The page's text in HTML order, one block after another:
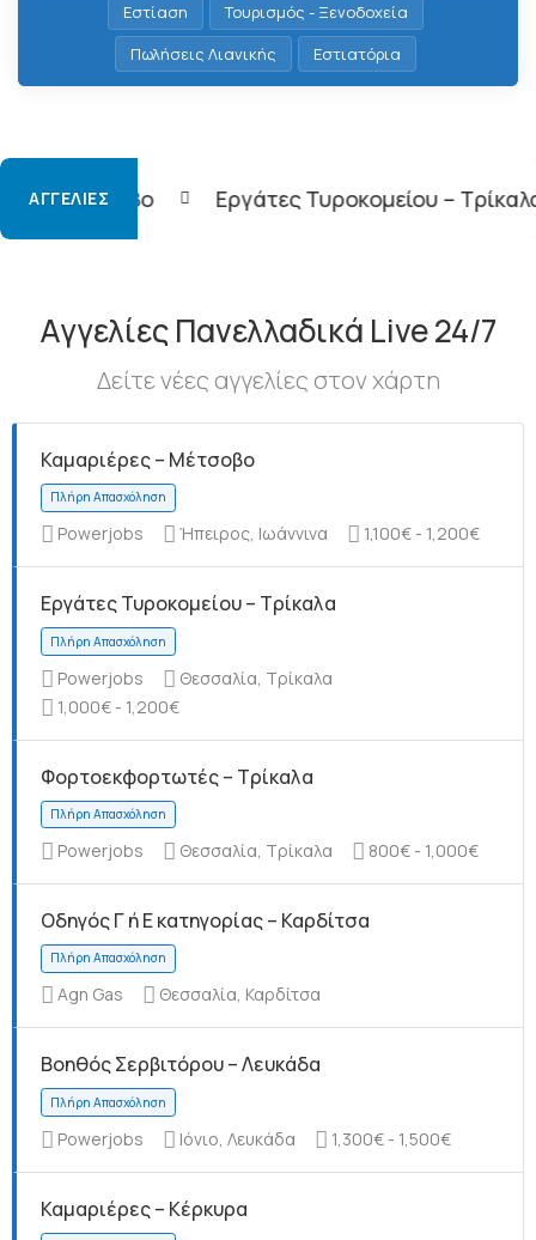
Εστίαση
Τουρισμός - Ξενοδοχεία
Πωλήσεις Λιανικής
Εστιατόρια
ΑΓΓΕΛΊΕΣ
Εργάτες Τυροκομείου – Τρίκαλα
Αγγελίες Πανελλαδικά Live 24/7
Δείτε νέες αγγελίες στον χάρτη
Καμαριέρες – Μέτσοβο
Πλήρη Απασχόληση
Powerjobs Ήπειρος, Ιωάννινα 1,100€ - 1,200€
Εργάτες Τυροκομείου – Τρίκαλα
Πλήρη Απασχόληση
Powerjobs
Θεσσαλία, Τρίκαλα
1,000€ - 1,200€
Φορτοεκφορτωτές – Τρίκαλα
Πλήρη Απασχόληση
Powerjobs Θεσσαλία, Τρίκαλα 800€ - 1,000€
Οδηγός Γ ή Ε κατηγορίας – Καρδίτσα
Agn Gas Θεσσαλία, Καρδίτσα
Βοηθός Σερβιτόρου – Λευκάδα
Powerjobs Ιόνιο, Λευκάδα 1,300€ - 1,500€
Καμαριέρες – Κέρκυρα